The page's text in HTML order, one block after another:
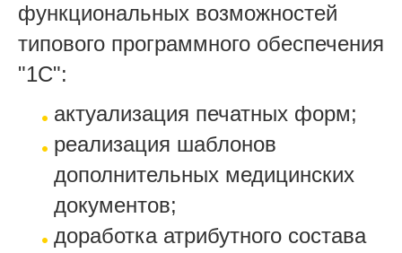
функциональных возможностей
типового программного обеспечения
"1С":
актуализация печатных форм;
реализация шаблонов
дополнительных медицинских
документов;
доработка атрибутного состава